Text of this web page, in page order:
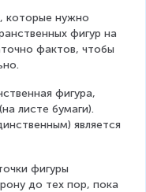
которые нужно
фигур на
фактов, чтобы
фигура,
листе бумаги).
является
фигуры
до тех пор, пока